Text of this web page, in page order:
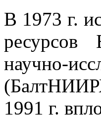
В 1973 г.
ресурсов
научно-
1991 г.